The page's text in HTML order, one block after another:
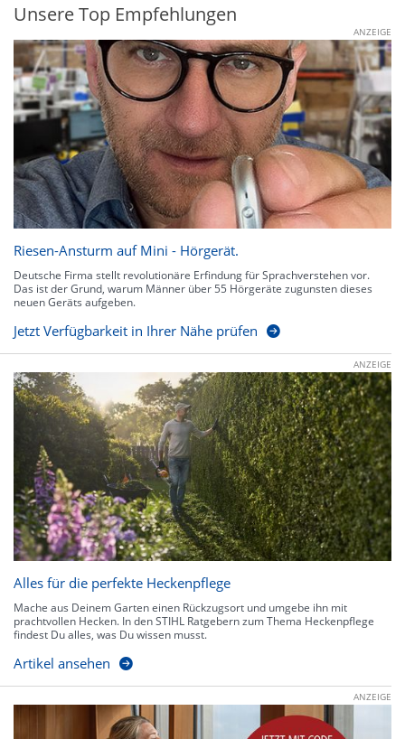
Unsere Top Empfehlungen
ANZEIGE
Riesen-Ansturm auf Mini - Hörgerät.
Deutsche Firma stellt revolutionäre Erfindung für Sprachverstehen vor.
Das ist der Grund, warum Männer über 55 Hörgeräte zugunsten dieses
neuen Geräts aufgeben.
Jetzt Verfügbarkeit in Ihrer Nähe prüfen
ANZEIGE
Alles für die perfekte Heckenpflege
Mache aus Deinem Garten einen Rückzugsort und umgebe ihn mit
prachtvollen Hecken. In den STIHL Ratgebern zum Thema Heckenpflege
findest Du alles, was Du wissen musst.
Artikel ansehen
ANZEIGE